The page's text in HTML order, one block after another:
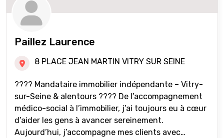
Paillez Laurence
8 PLACE JEAN MARTIN VITRY SUR SEINE
???? Mandataire immobilier indépendante – Vitry-
sur-Seine & alentours ???? De l’accompagnement
médico-social à l’immobilier, j’ai toujours eu à cœur
d’aider les gens à avancer sereinement.
Aujourd’hui, j’accompagne mes clients avec